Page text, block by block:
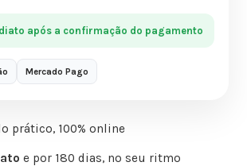
prático, 100% online
e por 180 dias, no seu ritmo
após a confirmação do pagamento
Mercado Pago